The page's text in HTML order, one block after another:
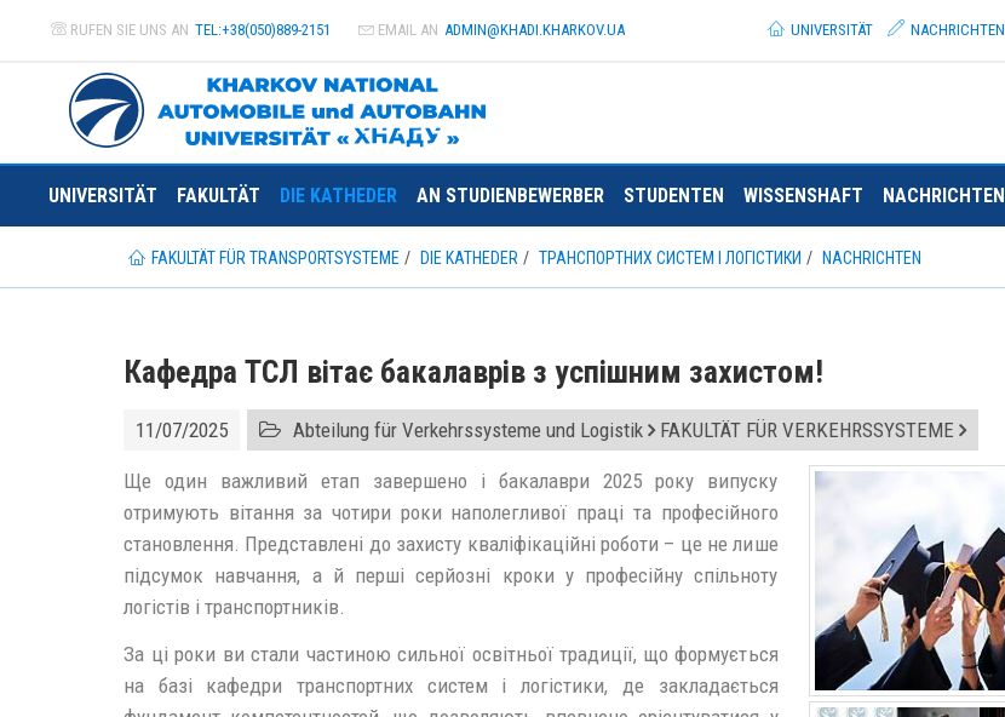
RUFEN SIE UNS AN TEL:+38(050)889-2151 EMAIL AN ADMIN@KHADI.KHARKOV.UA
UNIVERSITÄT
NACHRICHTEN
UNIVERSITÄT FAKULTÄT DIE KATHEDER AN STUDIENBEWERBER STUDENTEN WISSENSHAFT NACHRICHTEN
FAKULTÄT FÜR TRANSPORTSYSTEME DIE KATHEDER ТРАНСПОРТНИХ СИСТЕМ І ЛОГІСТИКИ NACHRICHTEN
Кафедра ТСЛ вітає бакалаврів з успішним захистом!
11/07/2025 Abteilung für Verkehrssysteme und Logistik FAKULTÄT FÜR VERKEHRSSYSTEME
Ще один важливий етап завершено і бакалаври 2025 року випуску
отримують вітання за чотири роки наполегливої праці та професійного
становлення. Представлені до захисту кваліфікаційні роботи – це не лише
підсумок навчання, а й перші серйозні кроки у професійну спільноту
логістів і транспортників.
За ці роки ви стали частиною сильної освітньої традиції, що формується
на базі кафедри транспортних систем і логістики, де закладається